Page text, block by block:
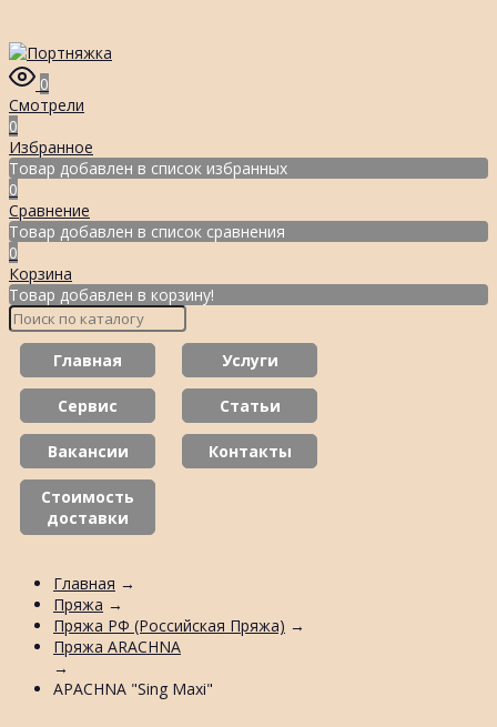
0
Смотрели
0
Избранное
Товар добавлен в список избранных
0
Сравнение
Товар добавлен в список сравнения
0
Корзина
Товар добавлен в корзину!
Главная Услуги
Сервис Статьи
Вакансии Контакты
Стоимость
доставки
Главная →
Пряжа →
Пряжа РФ (Российская Пряжа) →
Пряжа ARACHNA
→
APACHNA "Sing Maxi"